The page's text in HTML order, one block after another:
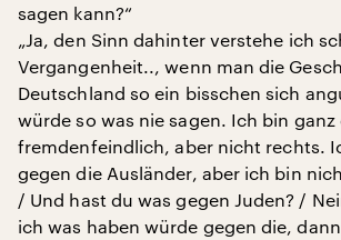
sagen kann?“
„Ja, den Sinn dahinter verstehe ich
Vergangenheit.., wenn man die
Deutschland so ein bisschen sich
würde so was nie sagen. Ich bin
fremdenfeindlich, aber nicht rechts.
gegen die Ausländer, aber ich bin
/ Und hast du was gegen Juden? /
ich was haben würde gegen die,